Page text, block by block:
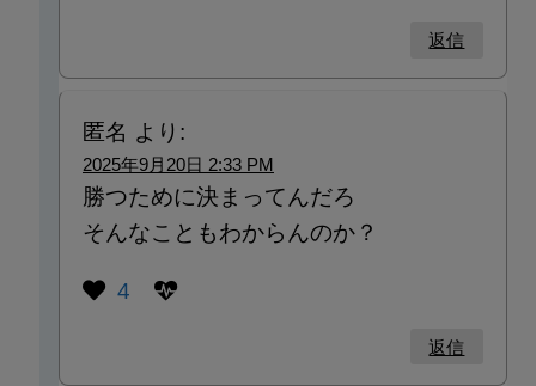
返信
匿名 より:
2025年9月20日 2:33 PM
勝つために決まってんだろ
そんなこともわからんのか？
4
返信